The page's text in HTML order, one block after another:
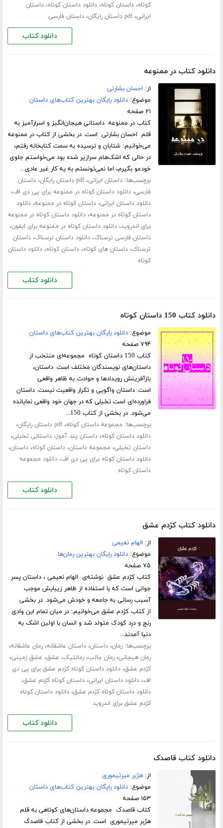
کوتاه،داستان کوتاه،دانلود داستان کوتاه،داستان
ایرانی،pdf داستان رایگان ،داستان فارسی
دانلود کتاب
دانلود کتاب در ممنوعه
از: احسان بشارتی
موضوع:دانلود رایگان بهترین کتاب‌های داستان
۲۱ صفحه
کتاب در ممنوعه داستانی هیجان‌انگیز و اسرارآمیز به
قلم احسان بشارتی است. در بخشی از کتاب در ممنوعه
می‌خوانیم: شتابان و ترسیده به سمت کتابخانه رفتم،
در حالی که اشک‌هام سرازیر شده بود می‌خواستم جلوی
خودمو بگیرم، اما نمی‌تونستم به یه کار غیر عادی...
برچسب‌ها:داستان ایرانی،pdf داستان رایگان ،داستان
فارسی،دانلود داستان کوتاه در ممنوعه برای پی دی اف،
دانلود داستان ایرانی،داستان کوتاه در ممنوعه،دانلود
داستان کوتاه در ممنوعه،دانلود داستان کوتاه در ممنوعه
برای اندروید،دانلود داستان کوتاه در ممنوعه برای ایفون،
داستان فارسی ترسناک،دانلود داستان ترسناک،داستان
ترسناک،داستان های کوتاه،داستان کوتاه،دانلود داستان
کوتاه
دانلود کتاب
دانلود کتاب 150 داستان کوتاه
موضوع:دانلود رایگان بهترین کتاب‌های داستان
۷۹۴ صفحه
کتاب 150 داستان کوتاه مجموعه‌ای منتخب از
داستان‌های نویسندگان مختلف است. داستان،
بازآفرینش رویدادها و حوادث به ظاهر واقعی
است. داستان واگویی و تکرار واقعیت نیست. داستان
فراورده‌ای است تخیلی که در جهان خود واقعی نمایانده
می‌شود. در بخشی از کتاب 150...
برچسب‌ها: مجموعه داستان کوتاه،pdf داستان رایگان ،
دانلود داستان کوتاه،داستان پند آموز،داستانی تخیلی،
داستان تخیلی، مجموعه داستان،داستان کوتاه،داستان،
دانلود داستان کوتاه برای پی دی اف،دانلود مجموعه
داستان کوتاه
دانلود کتاب
دانلود کتاب کژدم عشق
از: الهام نعیمی
موضوع:دانلود رایگان بهترین رمان‌ها
۷۵ صفحه
کتاب کژدم عشق نوشته‌ی الهام نعیمی ، داستان پسر
جوانی است که با استفاده از ظاهر زیبایش موجب
آسیب رسانی به جامعه و خودش می‌شود. در بخشی
از کتاب کژدم عشق می‌خوانیم: در میان تمام این وادی
رنج و درد کودک متولد شد و انسان با اولین اشک به
دنیا آمدند...
برچسب‌ها:رمان،داستان،داستان عاشقانه،رمان عاشقانه،
رمان هیجانی،رمان جالب،رمانتیک، عشق، عشق زمینی،
کژدم عشق،دانلود داستان کوتاه کژدم عشق برای پی دی
اف،دانلود داستان ایرانی،داستان کوتاه کژدم عشق،
دانلود داستان کوتاه کژدم عشق،دانلود داستان کوتاه
کژدم عشق برای اندروید
دانلود کتاب
دانلود کتاب قاصدک
از:هژبر میرتیموری
موضوع:دانلود رایگان بهترین کتاب‌های داستان
۱۵۳ صفحه
کتاب قاصدک مجموعه داستان‌های کوتاهی به قلم
هژبر میرتیموری است. در بخشی از کتاب قاصدک